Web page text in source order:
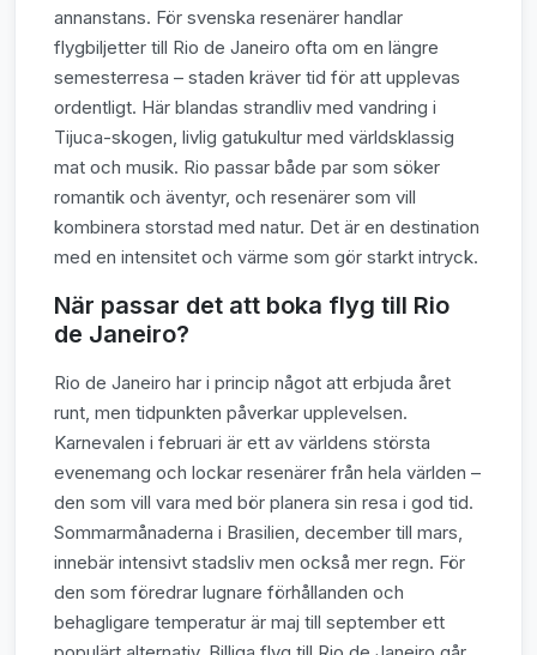
annanstans. För svenska resenärer handlar
flygbiljetter till Rio de Janeiro ofta om en längre
semesterresa – staden kräver tid för att upplevas
ordentligt. Här blandas strandliv med vandring i
Tijuca-skogen, livlig gatukultur med världsklassig
mat och musik. Rio passar både par som söker
romantik och äventyr, och resenärer som vill
kombinera storstad med natur. Det är en destination
med en intensitet och värme som gör starkt intryck.
När passar det att boka flyg till Rio
de Janeiro?
Rio de Janeiro har i princip något att erbjuda året
runt, men tidpunkten påverkar upplevelsen.
Karnevalen i februari är ett av världens största
evenemang och lockar resenärer från hela världen –
den som vill vara med bör planera sin resa i god tid.
Sommarmånaderna i Brasilien, december till mars,
innebär intensivt stadsliv men också mer regn. För
den som föredrar lugnare förhållanden och
behagligare temperatur är maj till september ett